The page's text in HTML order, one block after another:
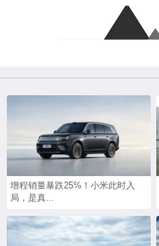
增程销量暴跌25%！小米此时入
局，是真...